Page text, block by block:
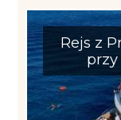
Rejs z